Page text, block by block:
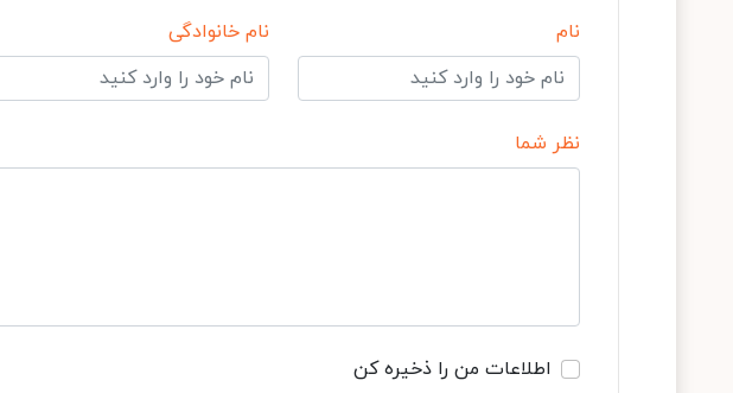
نام نام خانوادگی
نظر شما
اطلاعات من را ذخیره کن